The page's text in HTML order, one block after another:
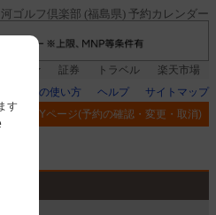
ゴルフ倶楽部 (福島県) 予約カレンダー
証券 トラベル
楽天市場
天GORAの使い方
ヘルプ
サイトマップ
MYページ(予約の確認・変更・取消)
す